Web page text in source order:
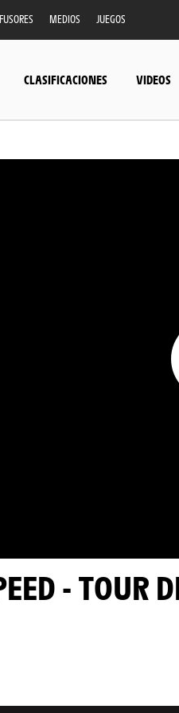
MEDIOS JUEGOS
CLASIFICACIONES VIDEOS
- TOUR